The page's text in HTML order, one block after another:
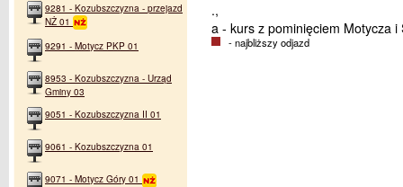
.,
a - kurs z pominięciem Motycza i
- najbliższy odjazd
9281 - Kozubszczyzna - przejazd
NŻ 01
9291 - Motycz PKP 01
8953 - Kozubszczyzna - Urząd
Gminy 03
9051 - Kozubszczyzna II 01
9061 - Kozubszczyzna 01
9071 - Motycz Góry 01